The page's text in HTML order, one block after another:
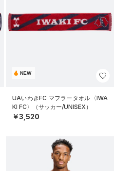
NEW
UAいわきFC マフラータオル〈IWA
KI FC〉（サッカー/UNISEX）
￥3,520